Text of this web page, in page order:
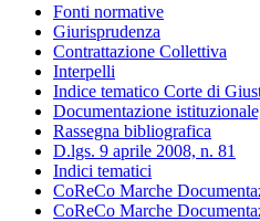
Fonti normative
Giurisprudenza
Contrattazione Collettiva
Interpelli
Indice tematico Corte di
Documentazione
Rassegna bibliografica
D.lgs. 9 aprile 2008, n. 81
Indici tematici
CoReCo Marche
CoReCo Marche